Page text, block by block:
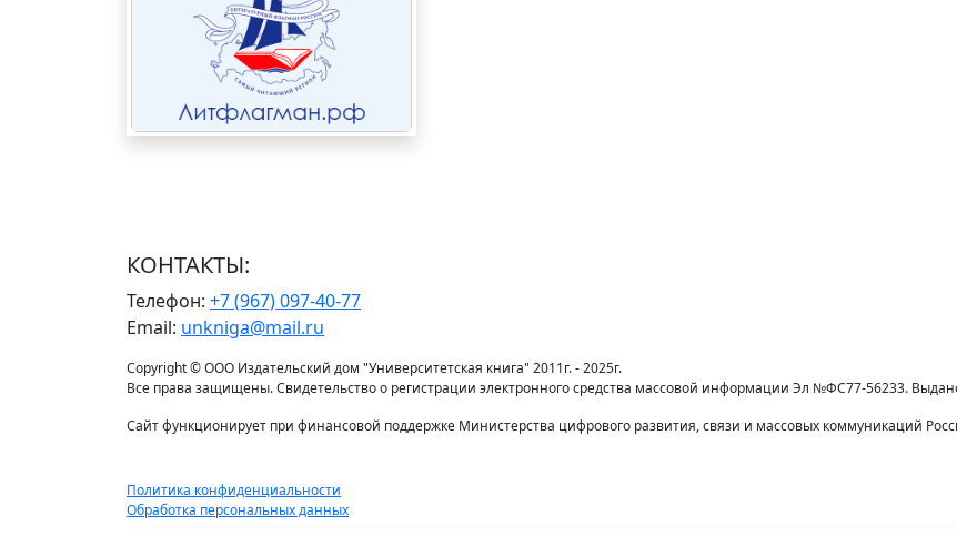
КОНТАКТЫ:
Телефон: +7 (967) 097-40-77
Email: unkniga@mail.ru
Copyright © ООО Издательский дом "Университетская книга" 2011г. - 2025г.
Все права защищены. Свидетельство о регистрации электронного средства массовой информации Эл №ФС77-56233.
Сайт функционирует при финансовой поддержке Министерства цифрового развития, связи и массовых коммуникаций
Политика конфиденциальности
Обработка персональных данных